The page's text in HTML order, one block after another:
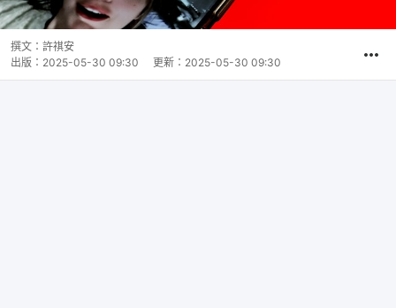
撰文： 許祺安
出版： 2025-05-30 09:30 更新： 2025-05-30 09:30